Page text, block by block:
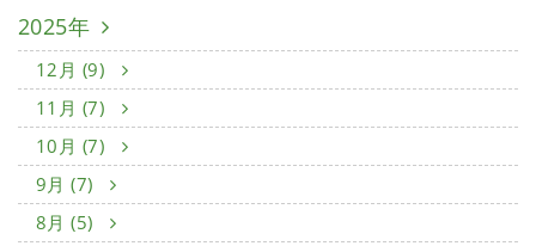
2025年
12月 (9)
11月 (7)
10月 (7)
9月 (7)
8月 (5)